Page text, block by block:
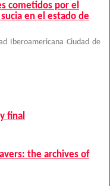
cometidos por el
en el estado de
Iberoamericana Ciudad de
final
the archives of